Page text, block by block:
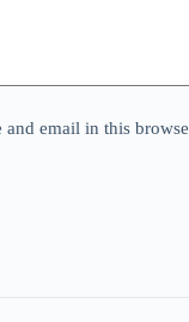
and email in this